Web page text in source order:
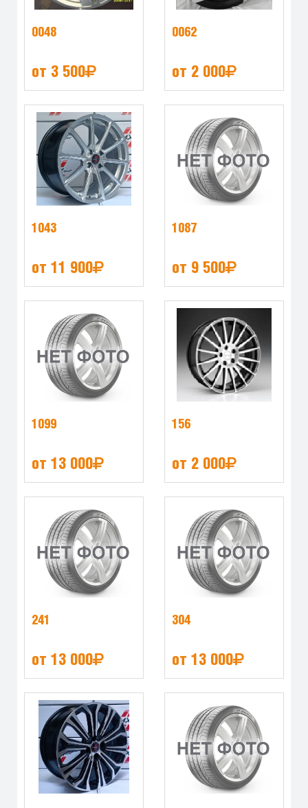
0048
от 3 500
0062
от 2 000
1043
от 11 900
1087
от 9 500
1099
от 13 000
156
от 2 000
241
от 13 000
304
от 13 000